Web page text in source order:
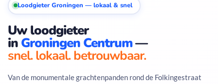
Loodgieter Groningen — lokaal & snel
Uw loodgieter
in Groningen Centrum—
snel. lokaal. betrouwbaar.
Van de monumentale grachtenpanden rond de Folkingestraat